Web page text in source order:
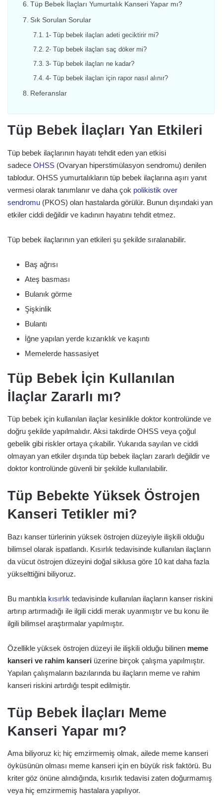
Tüp Bebek İlaçları Yumurtalık Kanseri Yapar mı?
Sık Sorulan Sorular
1- Tüp bebek ilaçları adeti geciktirir mi?
2- Tüp bebek ilaçları saç döker mi?
3- Tüp bebek ilaçları ne kadar?
4- Tüp bebek ilaçları için rapor nasıl alınır?
Referanslar
Tüp Bebek İlaçları Yan Etkileri
Tüp bebek ilaçlarının hayatı tehdit eden yan etkisi
sadece OHSS (Ovaryan hiperstimülasyon sendromu) denilen
tablodur. OHSS yumurtalıkların tüp bebek ilaçlarına aşırı yanıt
vermesi olarak tanımlanır ve daha çok polikistik over
sendromu (PKOS) olan hastalarda görülür. Bunun dışındaki yan
etkiler ciddi değildir ve kadının hayatını tehdit etmez.
Tüp bebek ilaçlarının yan etkileri şu şekilde sıralanabilir.
Baş ağrısı
Ateş basması
Bulanık görme
Şişkinlik
Bulantı
İğne yapılan yerde kızarıklık ve kaşıntı
Memelerde hassasiyet
Tüp Bebek İçin Kullanılan
İlaçlar Zararlı mı?
Tüp bebek için kullanılan ilaçlar kesinlikle doktor kontrolünde ve
doğru şekilde yapılmalıdır. Aksi takdirde OHSS veya çoğul
gebelik gibi riskler ortaya çıkabilir. Yukarıda sayılan ve ciddi
olmayan yan etkiler dışında tüp bebek ilaçları zararlı değildir ve
doktor kontrolünde güvenli bir şekilde kullanılabilir.
Tüp Bebekte Yüksek Östrojen
Kanseri Tetikler mi?
Bazı kanser türlerinin yüksek östrojen düzeyiyle ilişkili olduğu
bilimsel olarak ispatlandı. Kısırlık tedavisinde kullanılan ilaçların
da vücut östrojen düzeyini doğal siklusa göre 10 kat daha fazla
yükselttiğini biliyoruz.
Bu mantıkla kısırlık tedavisinde kullanılan ilaçların kanser riskini
artırıp artırmadığı ile ilgili ciddi merak uyanmıştır ve bu konu ile
ilgili bilimsel araştırmalar yapılmıştır.
Özellikle yüksek östrojen düzeyi ile ilişkili olduğu bilinen meme
kanseri ve rahim kanseri üzerine birçok çalışma yapılmıştır.
Yapılan çalışmaların bazılarında bu ilaçların meme ve rahim
kanseri riskini artırdığı tespit edilmiştir.
Tüp Bebek İlaçları Meme
Kanseri Yapar mı?
Ama biliyoruz ki; hiç emzirmemiş olmak, ailede meme kanseri
öyküsünün olması meme kanseri için en büyük risk faktörü. Bu
kriter göz önüne alındığında, kısırlık tedavisi zaten doğurmamış
veya hiç emzirmemiş hastalara yapılıyor.